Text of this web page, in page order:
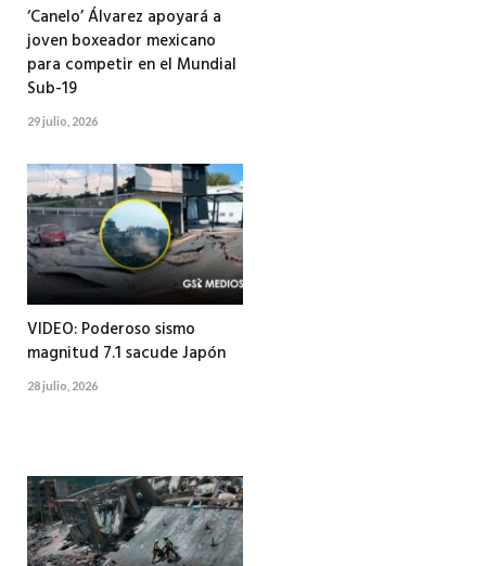
‘Canelo’ Álvarez apoyará a
joven boxeador mexicano
para competir en el Mundial
Sub-19
29 julio, 2026
VIDEO: Poderoso sismo
magnitud 7.1 sacude Japón
28 julio, 2026